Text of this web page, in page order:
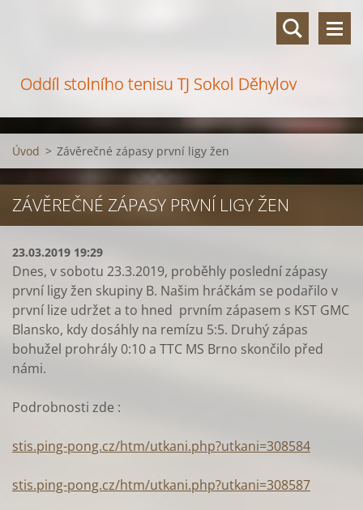
Oddíl stolního tenisu TJ Sokol Děhylov
Úvod > Závěrečné zápasy první ligy žen
ZÁVĚREČNÉ ZÁPASY PRVNÍ LIGY ŽEN
23.03.2019 19:29
Dnes, v sobotu 23.3.2019, proběhly poslední zápasy
první ligy žen skupiny B. Našim hráčkám se podařilo v
první lize udržet a to hned prvním zápasem s KST GMC
Blansko, kdy dosáhly na remízu 5:5. Druhý zápas
bohužel prohrály 0:10 a TTC MS Brno skončilo před
námi.
Podrobnosti zde :
stis.ping-pong.cz/htm/utkani.php?utkani=308584
stis.ping-pong.cz/htm/utkani.php?utkani=308587